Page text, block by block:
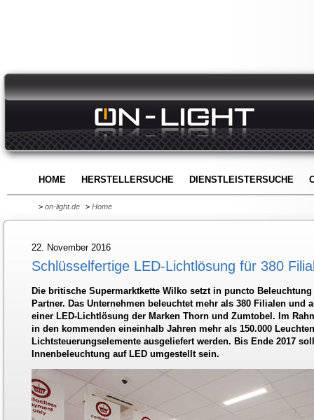
HOME HERSTELLERSUCHE DIENSTLEISTERSUCHE
> on-light.de > Home
22. November 2016
Schlüsselfertige LED-Lichtlösung für 380
Die britische Supermarktkette Wilko setzt in puncto
Partner. Das Unternehmen beleuchtet mehr als 380 Filialen und
einer LED-Lichtlösung der Marken Thorn und Zumtobel. Im
in den kommenden eineinhalb Jahren mehr als 150.000
Lichtsteuerungselemente ausgeliefert werden. Bis Ende 2017
Innenbeleuchtung auf LED umgestellt sein.